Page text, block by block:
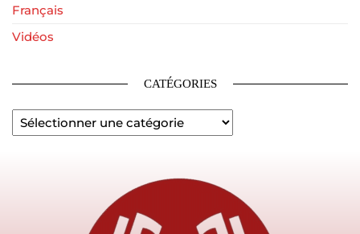
Français
Vidéos
CATÉGORIES